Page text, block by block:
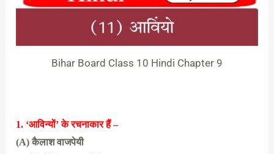
Bihar Board Class 10 Hindi Chapter 9
1. ‘आविन्यों’ के रचनाकार हैं –
(A) कैलाश वाजपेयी